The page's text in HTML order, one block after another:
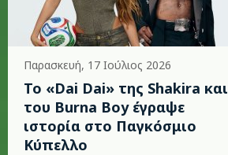
Παρασκευή, 17 Ιούλιος 2026
To «Dai Dai» της Shakira και
του Burna Boy έγραψε
ιστορία στο Παγκόσμιο
Κύπελλο